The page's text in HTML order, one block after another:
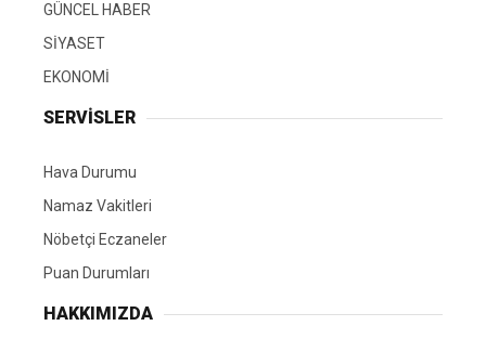
GÜNCEL HABER
SİYASET
EKONOMİ
SERVİSLER
Hava Durumu
Namaz Vakitleri
Nöbetçi Eczaneler
Puan Durumları
HAKKIMIZDA